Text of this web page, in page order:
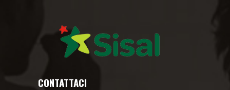
CONTATTACI